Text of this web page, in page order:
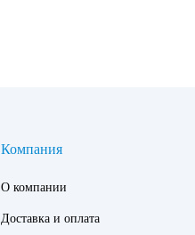
Компания
О компании
Доставка и оплата